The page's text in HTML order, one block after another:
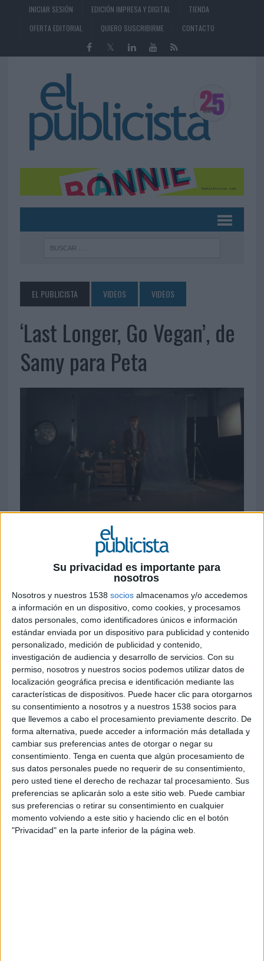
Su privacidad es importante para
nosotros
Nosotros y nuestros 1538 socios almacenamos y/o accedemos
a información en un dispositivo, como cookies, y procesamos
datos personales, como identificadores únicos e información
estándar enviada por un dispositivo para publicidad y contenido
personalizado, medición de publicidad y contenido,
investigación de audiencia y desarrollo de servicios. Con su
permiso, nosotros y nuestros socios podemos utilizar datos de
localización geográfica precisa e identificación mediante las
características de dispositivos. Puede hacer clic para otorgarnos
su consentimiento a nosotros y a nuestros 1538 socios para
que llevemos a cabo el procesamiento previamente descrito. De
forma alternativa, puede acceder a información más detallada y
cambiar sus preferencias antes de otorgar o negar su
consentimiento. Tenga en cuenta que algún procesamiento de
sus datos personales puede no requerir de su consentimiento,
pero usted tiene el derecho de rechazar tal procesamiento. Sus
preferencias se aplicarán solo a este sitio web. Puede cambiar
sus preferencias o retirar su consentimiento en cualquier
momento volviendo a este sitio y haciendo clic en el botón
"Privacidad" en la parte inferior de la página web.
INICIAR SESIÓN EDICIÓN IMPRESA Y DIGITAL
TIENDA
OFERTA EDITORIAL
QUIERO SUSCRIBIRME CONTACTO
EL PUBLICISTA VIDEOS VIDEOS
‘Last Longer, Go Vegan’, de
Samy para Peta
FICHA TÉCNICA
Anunciante: Peta
Campaña: Boner Hider
Contacto cliente: Mimi Bekhechi
Agencia: Samy
País: UK Global
CCO: Santiago Lucero
Creative director: Mariano Duhalde
Redactor: Nicolas Larroquet
Director de arte: Adrian Rey
Dirección de cuentas: Santiago Lucero
Estrategia: Santiago Lucero, Julia Kaiser